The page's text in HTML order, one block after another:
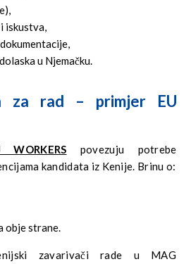
iskustva,
u Njemačku.
za rad – primjer EU
WORKERS povezuju potrebe
kandidata iz Kenije. Brinu o:
obje strane.
zavarivači rade u MAG